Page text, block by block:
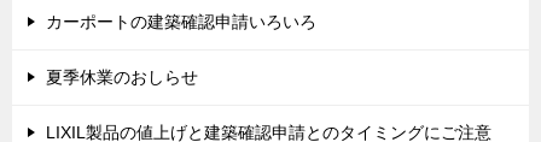
ン
カーポートの建築確認申請いろいろ
夏季休業のおしらせ
LIXIL製品の値上げと建築確認申請とのタイミングにご注意